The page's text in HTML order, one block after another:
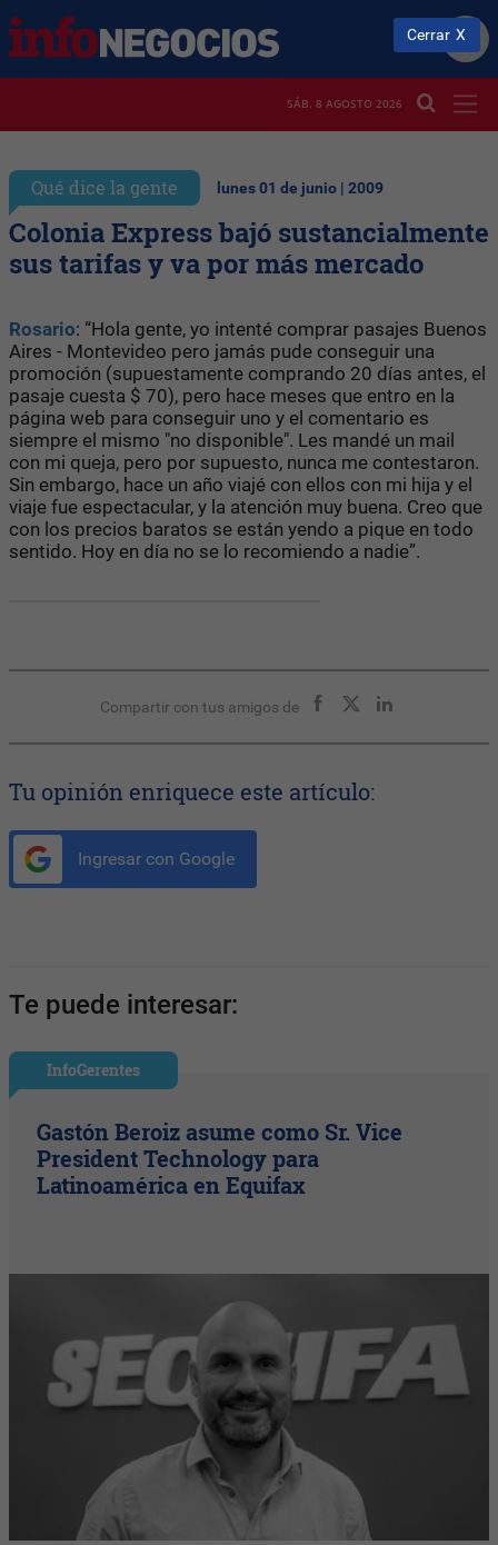
SÁB. 8 AGOSTO 2026
Qué dice la gente lunes 01 de junio | 2009
Colonia Express bajó sustancialmente
sus tarifas y va por más mercado
Rosario: “Hola gente, yo intenté comprar pasajes Buenos
Aires - Montevideo pero jamás pude conseguir una
promoción (supuestamente comprando 20 días antes, el
pasaje cuesta $ 70), pero hace meses que entro en la
página web para conseguir uno y el comentario es
siempre el mismo "no disponible". Les mandé un mail
con mi queja, pero por supuesto, nunca me contestaron.
Sin embargo, hace un año viajé con ellos con mi hija y el
viaje fue espectacular, y la atención muy buena. Creo que
con los precios baratos se están yendo a pique en todo
sentido. Hoy en día no se lo recomiendo a nadie”.
Compartir con tus amigos de
Tu opinión enriquece este artículo:
Ingresar con Google
Te puede interesar:
InfoGerentes
Gastón Beroiz asume como Sr. Vice
President Technology para
Latinoamérica en Equifax
Cerrar